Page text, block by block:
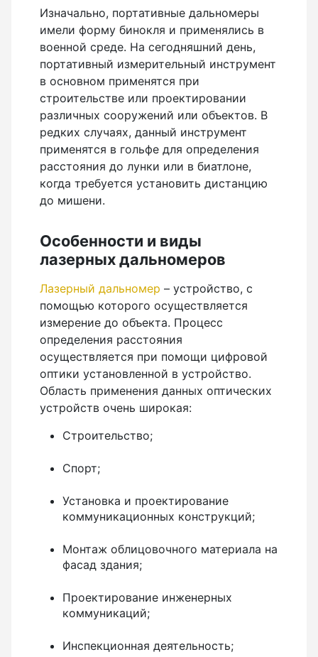
Изначально, портативные дальномеры
имели форму бинокля и применялись в
военной среде. На сегодняшний день,
портативный измерительный инструмент
в основном применятся при
строительстве или проектировании
различных сооружений или объектов. В
редких случаях, данный инструмент
применятся в гольфе для определения
расстояния до лунки или в биатлоне,
когда требуется установить дистанцию
до мишени.
Особенности и виды
лазерных дальномеров
Лазерный дальномер – устройство, с
помощью которого осуществляется
измерение до объекта. Процесс
определения расстояния
осуществляется при помощи цифровой
оптики установленной в устройство.
Область применения данных оптических
устройств очень широкая:
Строительство;
Спорт;
Установка и проектирование
коммуникационных конструкций;
Монтаж облицовочного материала на
фасад здания;
Проектирование инженерных
коммуникаций;
Инспекционная деятельность;
Показать еще
Дальномеры
Дальномеры рулетки лазерные
Дальномеры оптические для охоты
Лазерный датчик расстояния
Аксессуары к дорожным колесам
Колесо измерительное
Лазерные уровни
Лазерные уровни (с зеленым лучом)
Лазерные уровни (с красным лучом)
Мотобуры
Аксессуары для мотобуров
Мотобуры
Шнек
Нивелиры